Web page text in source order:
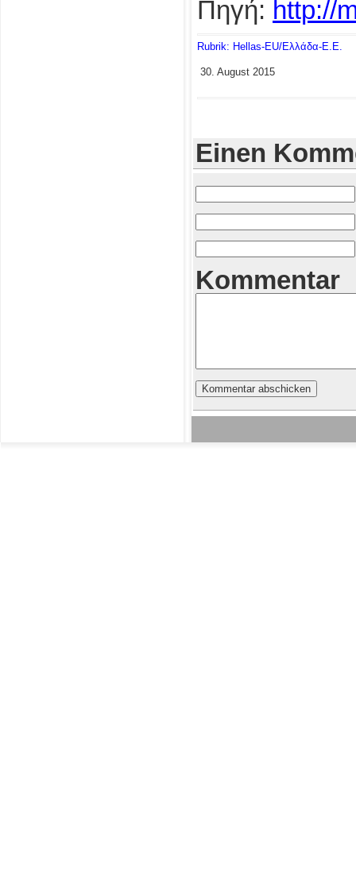
Πηγή: http://
Rubrik: Hellas-EU/Ελλάδα-Ε.Ε.
30. August 2015
Einen
Kommentar